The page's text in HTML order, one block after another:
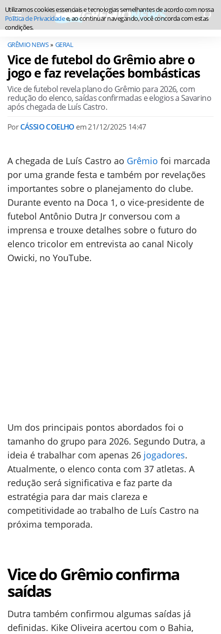
GRÊMIO NEWS GERAL
Vice de futebol do Grêmio abre o
jogo e faz revelações bombásticas
Vice de futebol revela plano do Grêmio para 2026, com
redução do elenco, saídas confirmadas e elogios a Savarino
após chegada de Luís Castro.
Por CÁSSIO COELHO em21/12/2025 14:47
A chegada de Luís Castro ao Grêmio foi marcada
por uma grande festa e também por revelações
importantes sobre o planejamento do clube.
Durante evento na Doca 1, o vice-presidente de
futebol Antônio Dutra Jr conversou com a
imprensa e trouxe detalhes sobre o futuro do
elenco tricolor em entrevista ao canal Nicoly
Owicki, no YouTube.
Um dos principais pontos abordados foi o
tamanho do grupo para 2026. Segundo Dutra, a
ideia é trabalhar com apenas 26 jogadores.
Atualmente, o elenco conta com 37 atletas. A
redução será significativa e faz parte da
estratégia para dar mais clareza e
competitividade ao trabalho de Luís Castro na
próxima temporada.
Vice do Grêmio confirma
saídas
Dutra também confirmou algumas saídas já
definidas. Kike Oliveira acertou com o Bahia,
Utilizamos cookies essenciais e tecnologias semelhantes de acordo com nossa
Política de Privacidadee, ao continuar navegando, você concorda com estas
condições.